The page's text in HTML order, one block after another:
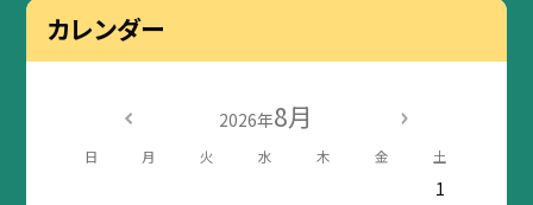
カレンダー
2026年8月
日 月 火 水 木 金 土
1